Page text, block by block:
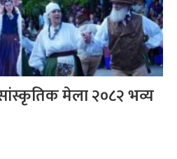
मेला २०८२ भव्य